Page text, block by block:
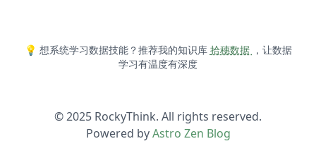
💡 想系统学习数据技能？推荐我的知识库 拾穗数据 ，让数据
学习有温度有深度
© 2025 RockyThink. All rights reserved.
Powered byAstro Zen Blog